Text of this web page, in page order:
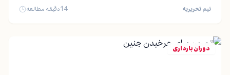
تیم تحریریه 14دقیقه مطالعه
دوران بارداری